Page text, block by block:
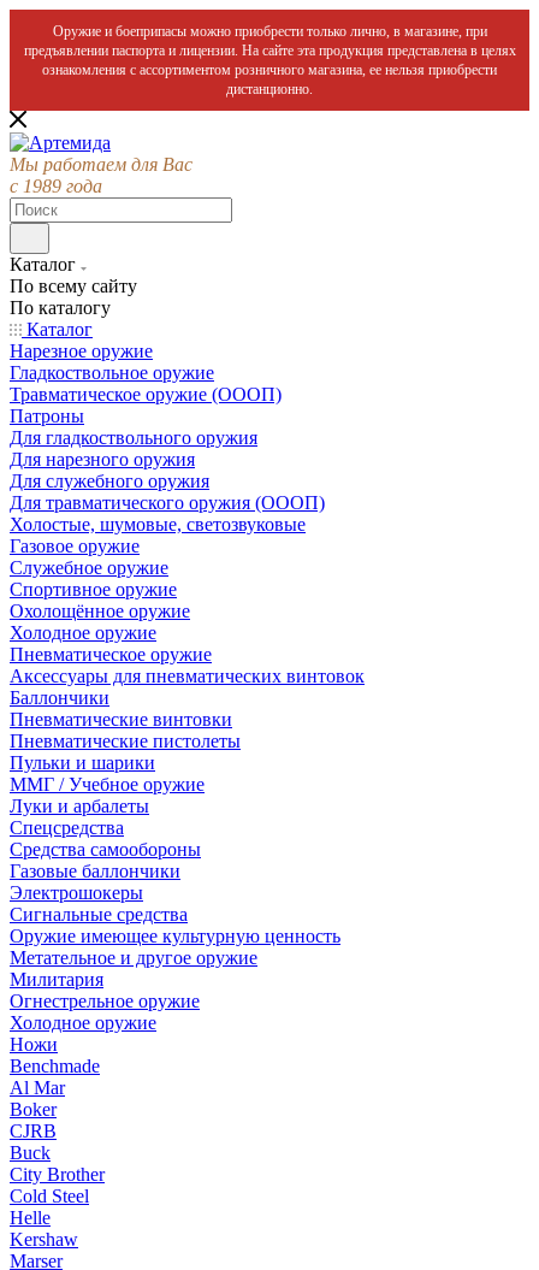
Оружие и боеприпасы можно приобрести только лично, в магазине, при
предъявлении паспорта и лицензии. На сайте эта продукция представлена в целях
ознакомления с ассортиментом розничного магазина, ее нельзя приобрести
дистанционно.
Мы работаем для Вас
с 1989 года
Каталог
По всему сайту
По каталогу
Каталог
Нарезное оружие
Гладкоствольное оружие
Травматическое оружие (ОООП)
Патроны
Для гладкоствольного оружия
Для нарезного оружия
Для служебного оружия
Для травматического оружия (ОООП)
Холостые, шумовые, светозвуковые
Газовое оружие
Служебное оружие
Спортивное оружие
Охолощённое оружие
Холодное оружие
Пневматическое оружие
Аксессуары для пневматических винтовок
Баллончики
Пневматические винтовки
Пневматические пистолеты
Пульки и шарики
ММГ / Учебное оружие
Луки и арбалеты
Спецсредства
Средства самообороны
Газовые баллончики
Электрошокеры
Сигнальные средства
Оружие имеющее культурную ценность
Метательное и другое оружие
Милитария
Огнестрельное оружие
Холодное оружие
Ножи
Benchmade
Al Mar
Boker
CJRB
Buck
City Brother
Cold Steel
Helle
Kershaw
Marser